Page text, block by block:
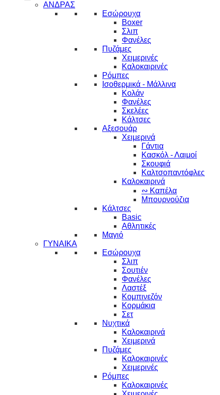
ΑΝΔΡΑΣ
Εσώρουχα
Boxer
Σλιπ
Φανέλες
Πυζάμες
Χειμερινές
Καλοκαιρινές
Ρόμπες
Ισοθερμικά - Μάλλινα
Κολάν
Φανέλες
Σκελέες
Κάλτσες
Αξεσουάρ
Χειμερινά
Γάντια
Κασκόλ - Λαιμοί
Σκουφιά
Καλτσοπαντόφλες
Καλοκαιρινά
∾ Καπέλα
Μπουρνούζια
Κάλτσες
Basic
Αθλητικές
Μαγιό
ΓΥΝΑΙΚΑ
Εσώρουχα
Σλιπ
Σουτιέν
Φανέλες
Λαστέξ
Κομπινεζόν
Κορμάκια
Σετ
Νυχτικά
Καλοκαιρινά
Χειμερινά
Πυζάμες
Καλοκαιρινές
Χειμερινές
Ρόμπες
Καλοκαιρινές